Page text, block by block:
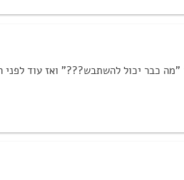
כבר יכול להשתבש???” ואז עוד לפני